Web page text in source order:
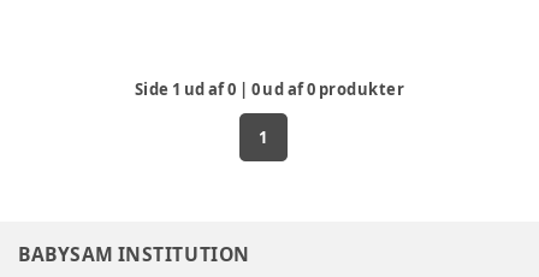
Side 1 ud af0 0ud af0 produkter
1
BABYSAM INSTITUTION